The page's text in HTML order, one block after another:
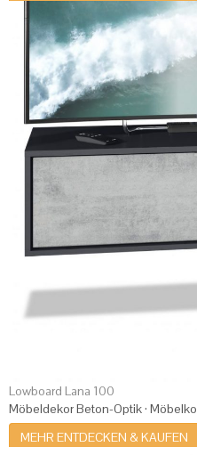
Lowboard Lana 100
Möbeldekor Beton-Optik ·
MEHR ENTDECKEN & KAUFEN